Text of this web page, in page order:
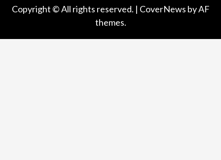
Copyright © All rights reserved. | CoverNews by AF
themes.